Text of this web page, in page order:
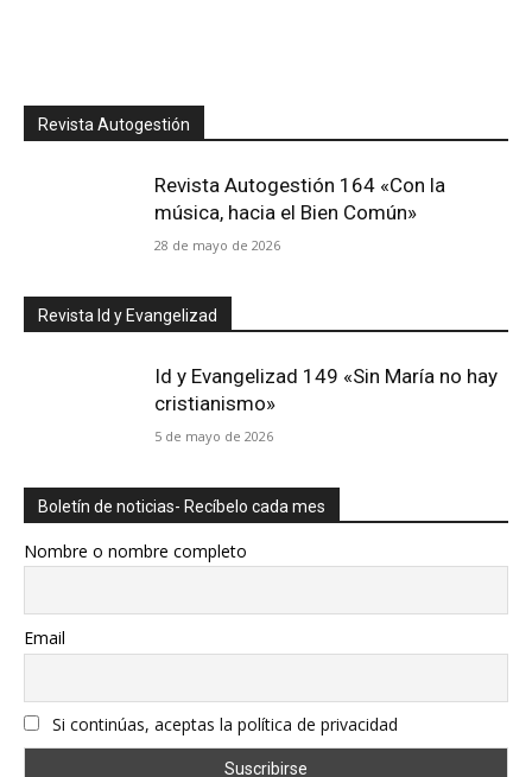
Revista Autogestión
Revista Autogestión 164 «Con la
música, hacia el Bien Común»
28 de mayo de 2026
Revista Id y Evangelizad
Id y Evangelizad 149 «Sin María no hay
cristianismo»
5 de mayo de 2026
Boletín de noticias- Recíbelo cada mes
Nombre o nombre completo
Email
Si continúas, aceptas la política de privacidad